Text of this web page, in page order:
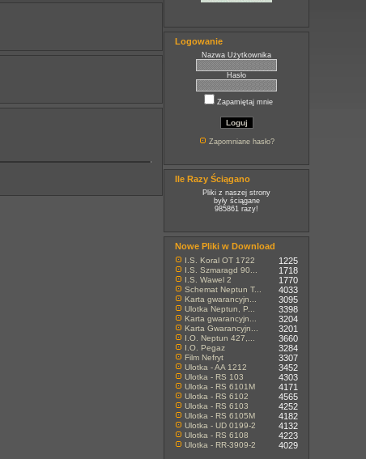
Logowanie
Nazwa Użytkownika
Hasło
Zapamiętaj mnie
Zapomniane hasło?
Ile Razy Ściągano
Pliki z naszej strony
były ściągane
985861 razy!
Nowe Pliki w Download
I.S. Koral OT 1722 1225
I.S. Szmaragd 90... 1718
I.S. Wawel 2 1770
Schemat Neptun T... 4033
Karta gwarancyjn... 3095
Ulotka Neptun, P... 3398
Karta gwarancyjn... 3204
Karta Gwarancyjn... 3201
I.O. Neptun 427,... 3660
I.O. Pegaz 3284
Film Nefryt 3307
Ulotka - AA 1212 3452
Ulotka - RS 103 4303
Ulotka - RS 6101M 4171
Ulotka - RS 6102 4565
Ulotka - RS 6103 4252
Ulotka - RS 6105M 4182
Ulotka - UD 0199-2 4132
Ulotka - RS 6108 4223
Ulotka - RR-3909-2 4029